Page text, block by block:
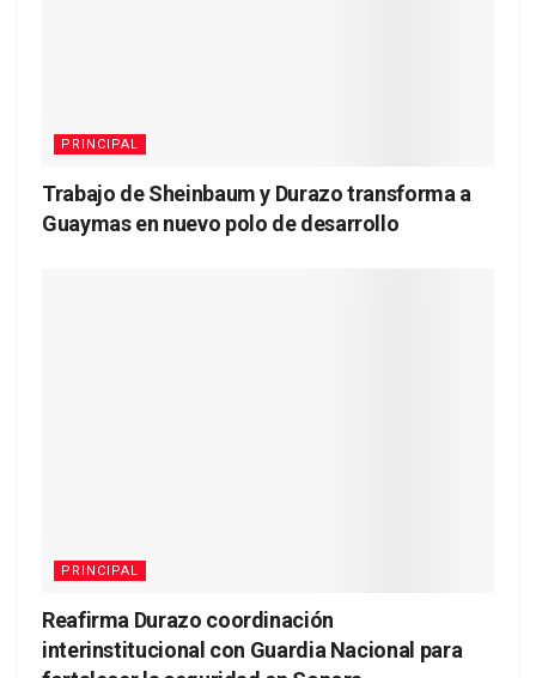
PRINCIPAL
Trabajo de Sheinbaum y Durazo transforma a
Guaymas en nuevo polo de desarrollo
PRINCIPAL
Reafirma Durazo coordinación
interinstitucional con Guardia Nacional para